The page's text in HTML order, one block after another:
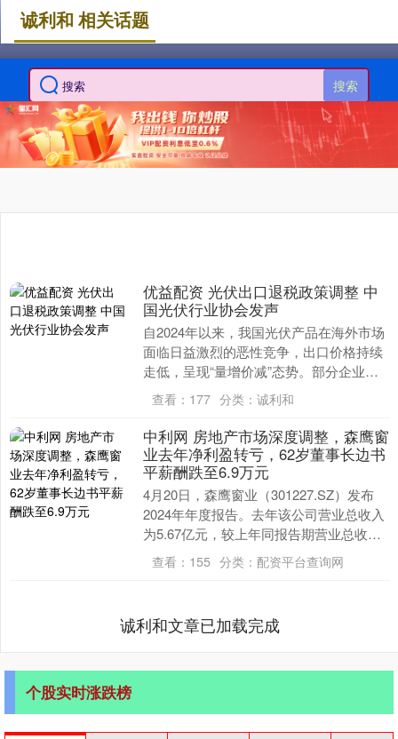
搜索
诚利和 相关话题
优益配资 光伏出口退税政策调整 中
国光伏行业协会发声
自2024年以来，我国光伏产品在海外市场
面临日益激烈的恶性竞争，出口价格持续
走低，呈现“量增价减”态势。部分企业在
出口过程中优益配资，不仅低价竞争还将
出口退税额....
查看： 177 分类： 诚利和
中利网 房地产市场深度调整，森鹰窗
业去年净利盈转亏，62岁董事长边书
平薪酬跌至6.9万元
4月20日，森鹰窗业（301227.SZ）发布
2024年年度报告。去年该公司营业总收入
为5.67亿元，较上年同报告期营业总收入
减少3.73亿元，同比较上年同期下....
查看： 155 分类： 配资平台查询网
诚利和文章已加载完成
个股实时涨跌榜